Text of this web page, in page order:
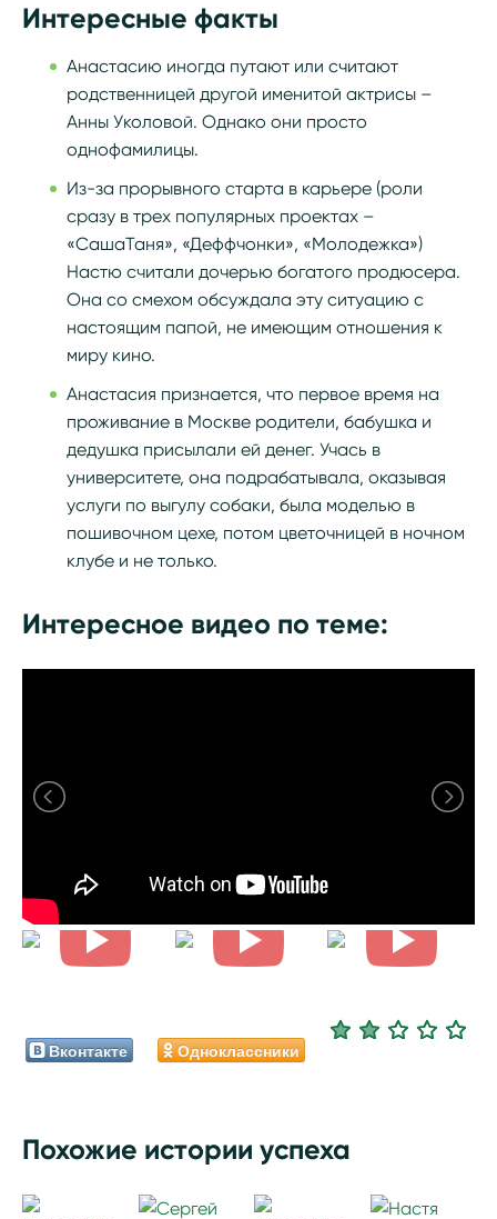
Интересные факты
Анастасию иногда путают или считают
родственницей другой именитой актрисы –
Анны Уколовой. Однако они просто
однофамилицы.
Из-за прорывного старта в карьере (роли
сразу в трех популярных проектах –
«СашаТаня», «Деффчонки», «Молодежка»)
Настю считали дочерью богатого продюсера.
Она со смехом обсуждала эту ситуацию с
настоящим папой, не имеющим отношения к
миру кино.
Анастасия признается, что первое время на
проживание в Москве родители, бабушка и
дедушка присылали ей денег. Учась в
университете, она подрабатывала, оказывая
услуги по выгулу собаки, была моделью в
пошивочном цехе, потом цветочницей в ночном
клубе и не только.
Интересное видео по теме:
Вконтакте Одноклассники
Похожие истории успеха